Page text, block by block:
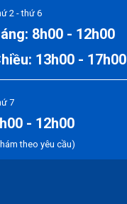
2 - thứ 6
8h00 - 12h00
13h00 - 17h00
7
- 12h00
theo yêu cầu)